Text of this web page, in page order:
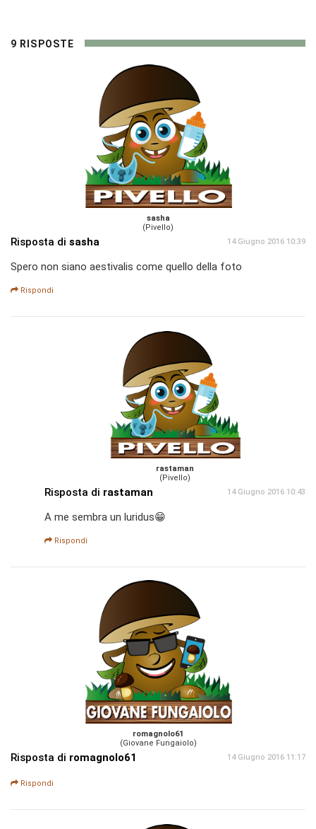
9 RISPOSTE
sasha
(Pivello)
Risposta di sasha 14 Giugno 2016 10:39
Spero non siano aestivalis come quello della foto
Rispondi
rastaman
(Pivello)
Risposta di rastaman 14 Giugno 2016 10:43
A me sembra un luridus😁
Rispondi
romagnolo61
(Giovane Fungaiolo)
Risposta di romagnolo61 14 Giugno 2016 11:17
Rispondi